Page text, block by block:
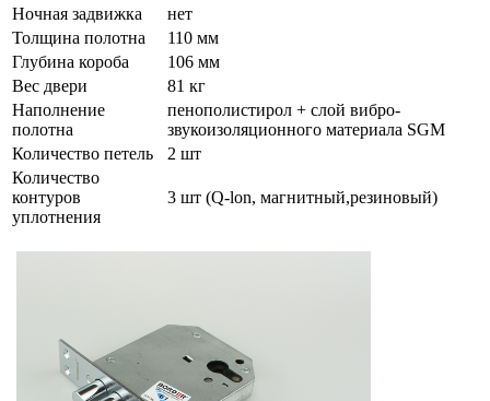
Ночная задвижка
нет
Толщина полотна
110 мм
Глубина короба
106 мм
Вес двери
81 кг
Наполнение
полотна
пенополистирол + слой вибро-
звукоизоляционного материала SGM
Количество петель
2 шт
Количество
контуров
уплотнения
3 шт (Q-lon, магнитный,резиновый)